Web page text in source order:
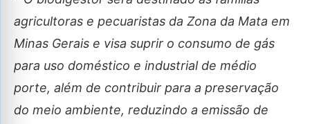
agricultoras e pecuaristas da Zona da Mata em
Minas Gerais e visa suprir o consumo de gás
para uso doméstico e industrial de médio
porte, além de contribuir para a preservação
do meio ambiente, reduzindo a emissão de